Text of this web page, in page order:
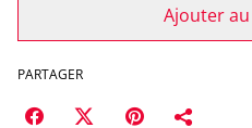
Ajouter
PARTAGER